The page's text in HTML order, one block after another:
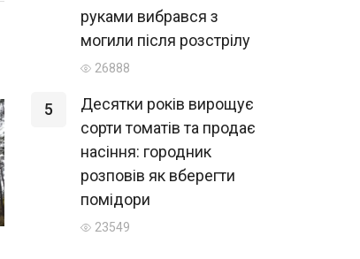
руками вибрався з
могили після розстрілу
26888
5
Десятки років вирощує
сорти томатів та продає
насіння: городник
розповів як вберегти
помідори
23549